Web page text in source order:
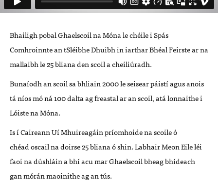
Bhailigh pobal Ghaelscoil na Móna le chéile i Spás
Comhroinnte an tSléibhe Dhuibh in iarthar Bhéal Feirste ar na
mallaibhle 25 blianaden scoil a cheiliúradh.
Bunaíodh an scoil sa bhliain 2000 leseisear páistíagus anois
tá níos mó ná100 daltaag freastal ar an scoil, atálonnaithe i
Lóiste na Móna.
Isí Caireann Uí Mhuireagáin príomhoide na scoileó
chéadoscail na doirse 25 bliana óshin. Labhair Meon Eile léi
faoi na dúshláin a bhí acu mar Ghaelscoil bheag bhídeach
gan mórán maoinithe ag an tús.